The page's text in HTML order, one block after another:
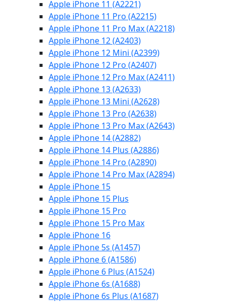
Apple iPhone 11 (A2221)
Apple iPhone 11 Pro (A2215)
Apple iPhone 11 Pro Max (A2218)
Apple iPhone 12 (A2403)
Apple iPhone 12 Mini (A2399)
Apple iPhone 12 Pro (A2407)
Apple iPhone 12 Pro Max (A2411)
Apple iPhone 13 (A2633)
Apple iPhone 13 Mini (A2628)
Apple iPhone 13 Pro (A2638)
Apple iPhone 13 Pro Max (A2643)
Apple iPhone 14 (A2882)
Apple iPhone 14 Plus (A2886)
Apple iPhone 14 Pro (A2890)
Apple iPhone 14 Pro Max (A2894)
Apple iPhone 15
Apple iPhone 15 Plus
Apple iPhone 15 Pro
Apple iPhone 15 Pro Max
Apple iPhone 16
Apple iPhone 5s (A1457)
Apple iPhone 6 (A1586)
Apple iPhone 6 Plus (A1524)
Apple iPhone 6s (A1688)
Apple iPhone 6s Plus (A1687)